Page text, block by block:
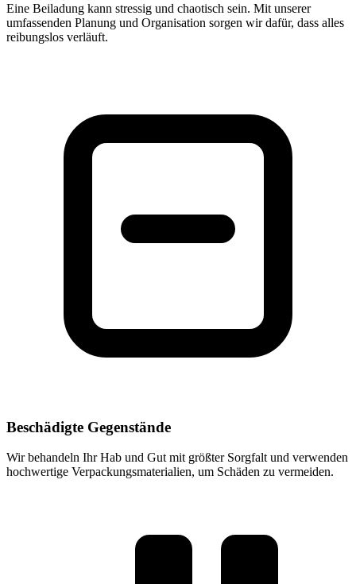
Eine Beiladung kann stressig und chaotisch sein. Mit unserer
umfassenden Planung und Organisation sorgen wir dafür, dass alles
reibungslos verläuft.
Beschädigte Gegenstände
Wir behandeln Ihr Hab und Gut mit größter Sorgfalt und verwenden
hochwertige Verpackungsmaterialien, um Schäden zu vermeiden.